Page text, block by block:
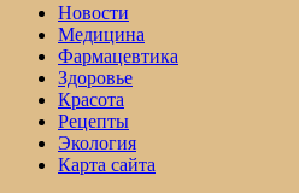
Новости
Медицина
Фармацевтика
Здоровье
Красота
Рецепты
Экология
Карта сайта